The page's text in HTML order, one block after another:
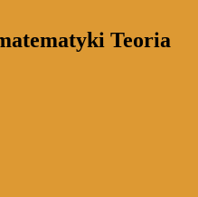
Teoria